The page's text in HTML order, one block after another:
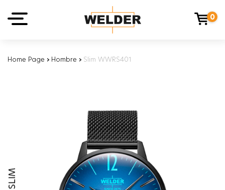
0
Home Page › Hombre › Slim WWRS401
SLIM